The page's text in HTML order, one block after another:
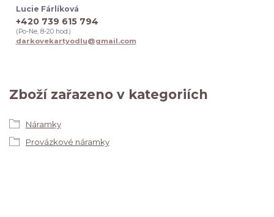
Zboží zařazeno v kategoriích
Náramky
Provázkové náramky
Lucie Fárlíková
+420 739 615 794
(Po-Ne, 8-20 hod.)
darkovekartyodlu@gmail.com